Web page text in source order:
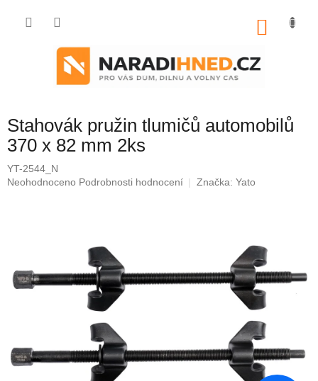
Stahovák pružin tlumičů automobilů
370 x 82 mm 2ks
YT-2544_N
Průměrné
hvězdiček.
Neohodnoceno Podrobnosti hodnocení Značka: Yato